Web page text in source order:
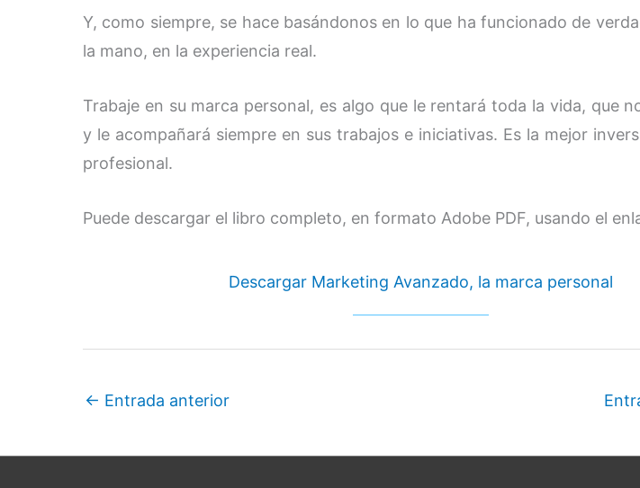
Y, como siempre, se hace basándonos en lo que ha funcionado de
la mano, en la experiencia real.
Trabaje en su marca personal, es algo que le rentará toda la vida, que
y le acompañará siempre en sus trabajos e iniciativas. Es la mejor
profesional.
Puede descargar el libro completo, en formato Adobe PDF, usando el
Descargar Marketing Avanzado, la marca personal
← Entrada anterior